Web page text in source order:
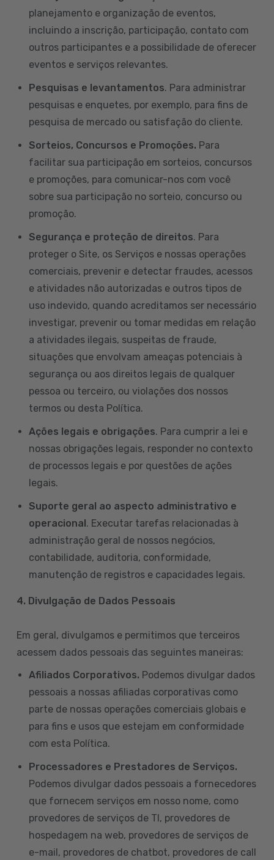
planejamento e organização de eventos,
incluindo a inscrição, participação, contato com
outros participantes e a possibilidade de oferecer
eventos e serviços relevantes.
Pesquisas e levantamentos. Para administrar
pesquisas e enquetes, por exemplo, para fins de
pesquisa de mercado ou satisfação do cliente.
Sorteios, Concursos e Promoções. Para
facilitar sua participação em sorteios, concursos
e promoções, para comunicar-nos com você
sobre sua participação no sorteio, concurso ou
promoção.
Segurança e proteção de direitos. Para
proteger o Site, os Serviços e nossas operações
comerciais, prevenir e detectar fraudes, acessos
e atividades não autorizadas e outros tipos de
uso indevido, quando acreditamos ser necessário
investigar, prevenir ou tomar medidas em relação
a atividades ilegais, suspeitas de fraude,
situações que envolvam ameaças potenciais à
segurança ou aos direitos legais de qualquer
pessoa ou terceiro, ou violações dos nossos
termos ou desta Política.
Ações legais e obrigações. Para cumprir a lei e
nossas obrigações legais, responder no contexto
de processos legais e por questões de ações
legais.
Suporte geral ao aspecto administrativo e
operacional. Executar tarefas relacionadas à
administração geral de nossos negócios,
contabilidade, auditoria, conformidade,
manutenção de registros e capacidades legais.
4. Divulgação de Dados Pessoais
Em geral, divulgamos e permitimos que terceiros
acessem dados pessoais das seguintes maneiras:
Afiliados Corporativos. Podemos divulgar dados
pessoais a nossas afiliadas corporativas como
parte de nossas operações comerciais globais e
para fins e usos que estejam em conformidade
com esta Política.
Processadores e Prestadores de Serviços.
Podemos divulgar dados pessoais a fornecedores
que fornecem serviços em nosso nome, como
provedores de serviços de TI, provedores de
hospedagem na web, provedores de serviços de
e-mail, provedores de chatbot, provedores de call